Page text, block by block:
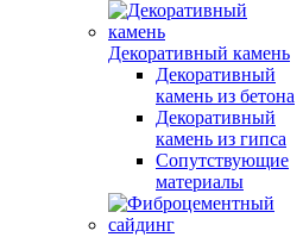
Декоративный камень
Декоративный
камень из бетона
Декоративный
камень из гипса
Сопутствующие
материалы